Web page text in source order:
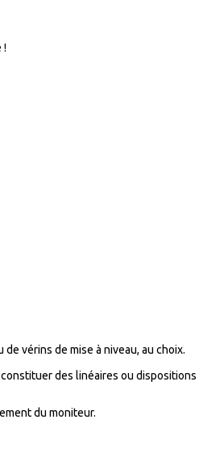
!
vérins de mise à niveau, au choix.
des linéaires ou dispositions
du moniteur.